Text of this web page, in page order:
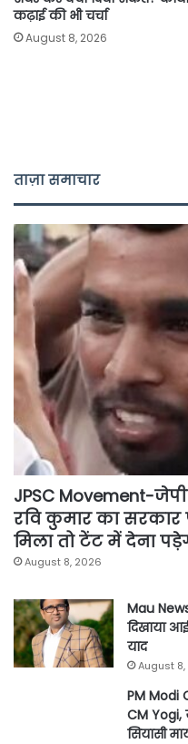
कढ़ाई की भी चर्चा
August 8, 2026
ताज़ा समाचार
JPSC Movement-
रवि कुमार का सरकार
मिला तो टेंट में देना
August 8, 2026
Mau
दिखाया
याद
August
PM Modi
CM
सियासी